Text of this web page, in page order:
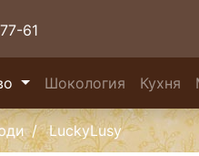
61
Шокология Кухня
LuckyLusy